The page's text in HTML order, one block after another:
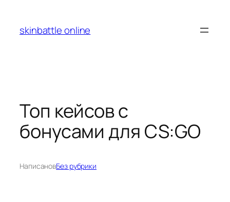
содержимому
skinbattle online
Топ кейсов с
бонусами для CS:GO
НаписановБез рубрики